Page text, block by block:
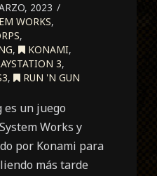
2023
WORKS,
,
, KONAMI,
3,
, RUN 'N GUN
es un juego
Works y
por Konami para
más tarde